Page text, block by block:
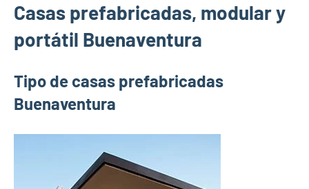
Casas prefabricadas, modular y
portátil Buenaventura
Tipo de casas prefabricadas
Buenaventura